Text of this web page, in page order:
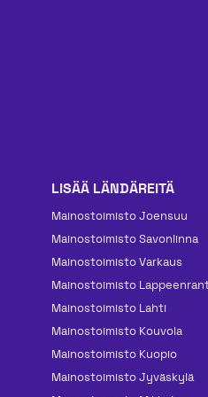
LISÄÄ LÄNDÄREITÄ
Mainos­toimisto Joensuu
Mainos­toimisto Savonlinna
Mainos­toimisto Varkaus
Mainos­toimisto
Mainos­toimisto Lahti
Mainos­toimisto Kouvola
Mainos­toimisto Kuopio
Mainos­toimisto Jyväskylä